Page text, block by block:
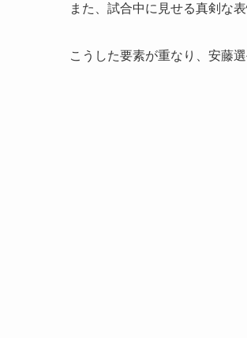
また、試合中に見せる真剣な
こうした要素が重なり、安藤